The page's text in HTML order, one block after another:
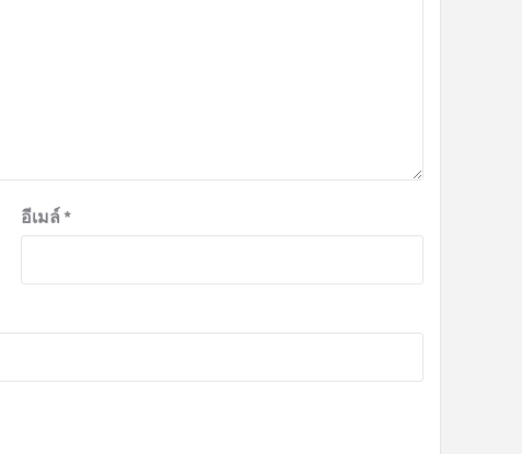
อีเมล์*